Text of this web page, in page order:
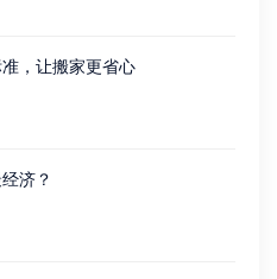
，让搬家更省心
济？